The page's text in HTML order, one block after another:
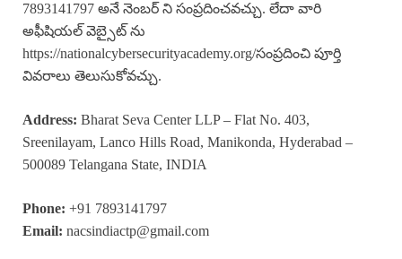
7893141797 అనే నెంబర్ ని సంప్రదించవచ్చు. లేదా వారి
అఫీషియల్ వెబ్సైట్ ను
https://nationalcybersecurityacademy.org/సంప్రదించి పూర్తి
వివరాలు తెలుసుకోవచ్చు.
Address: Bharat Seva Center LLP – Flat No. 403,
Sreenilayam, Lanco Hills Road, Manikonda, Hyderabad –
500089 Telangana State, INDIA
Phone: +91 7893141797
Email: nacsindiactp@gmail.com